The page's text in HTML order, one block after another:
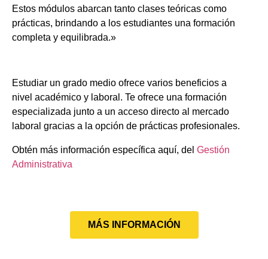
Estos módulos abarcan tanto clases teóricas como
prácticas, brindando a los estudiantes una formación
completa y equilibrada.»
Estudiar un grado medio ofrece varios beneficios a
nivel académico y laboral. Te ofrece una formación
especializada junto a un acceso directo al mercado
laboral gracias a la opción de prácticas profesionales.
Obtén más información específica aquí, del Gestión
Administrativa
MÁS INFORMACIÓN